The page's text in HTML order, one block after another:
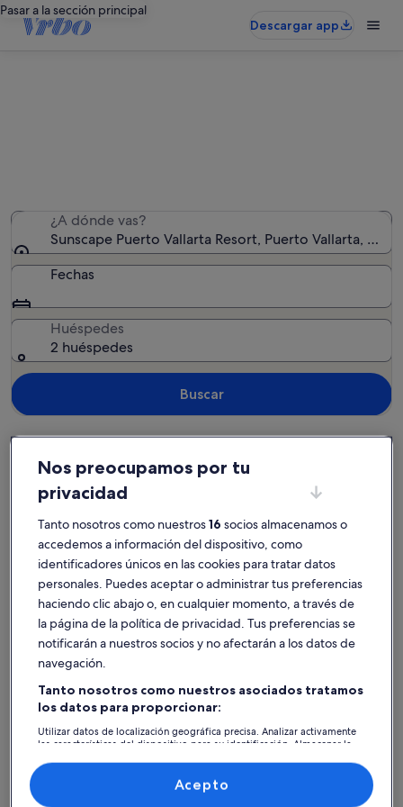
Pasar a la sección principal
Descargar app
¿A dónde vas?
Sunscape Puerto Vallarta Resort, Puerto Vallarta,
Fechas
Huéspedes
2 huéspedes
Buscar
Las Glorias Sunscape Puerto Vallarta Resort
Encuentra un alojamiento de tu estilo
Casa
Busca casas
Apartamento
Busca apartamentos
Cabaña
Buscar
Nos preocupamos por tu
privacidad
Tanto nosotros como nuestros16 socios almacenamos o
accedemos a información del dispositivo, como
identificadores únicos en las cookies para tratar datos
personales. Puedes aceptar o administrar tus preferencias
haciendo clic abajo o, en cualquier momento, a través de
la página de la política de privacidad. Tus preferencias se
notificarán a nuestros socios y no afectarán a los datos de
navegación.
Tanto nosotros como nuestros asociados tratamos
los datos para proporcionar:
Utilizar datos de localización geográfica precisa. Analizar activamente
las características del dispositivo para su identificación. Almacenar la
contenido personalizados, medición de publicidad y contenido,
investigación de audiencia y desarrollo de servicios.
Acepto